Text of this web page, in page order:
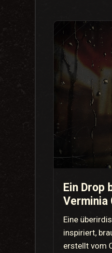
Ein Drop
Verminia
Eine
inspiriert,
erstellt vom